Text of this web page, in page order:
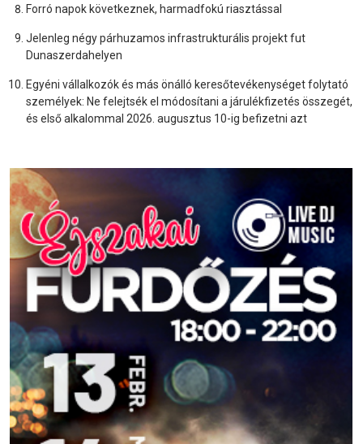
Forró napok következnek, harmadfokú riasztással
Jelenleg négy párhuzamos infrastrukturális projekt fut
Dunaszerdahelyen
Egyéni vállalkozók és más önálló keresőtevékenységet folytató
személyek: Ne felejtsék el módosítani a járulékfizetés összegét,
és első alkalommal 2026. augusztus 10-ig befizetni azt